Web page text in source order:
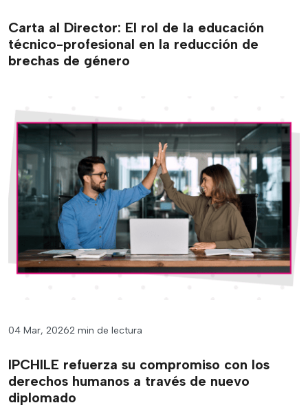
Carta al Director: El rol de la educación
técnico-profesional en la reducción de
brechas de género
04 Mar, 20262 min de lectura
IPCHILE refuerza su compromiso con los
derechos humanos a través de nuevo
diplomado